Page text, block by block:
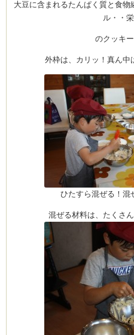
大豆に含まれるたんぱく質と食
ル・・
のクッキ
外枠は、カリッ！真ん中
ひたすら混ぜる！混
混ぜる材料は、たくさ